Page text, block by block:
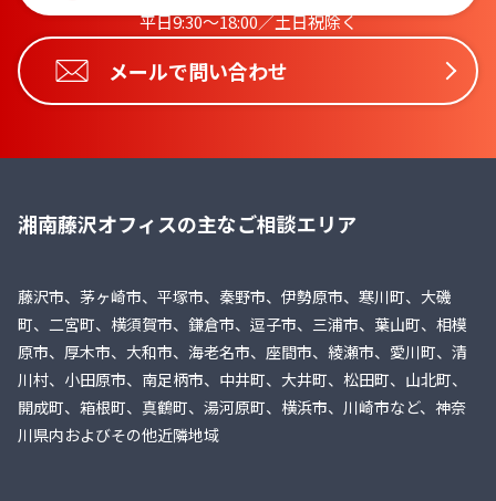
平日9:30〜18:00／土日祝除く
メールで問い合わせ
湘南藤沢オフィスの主なご相談エリア
藤沢市、茅ヶ崎市、平塚市、秦野市、伊勢原市、寒川町、大磯
町、二宮町、横須賀市、鎌倉市、逗子市、三浦市、葉山町、相模
原市、厚木市、大和市、海老名市、座間市、綾瀬市、愛川町、清
川村、小田原市、南足柄市、中井町、大井町、松田町、山北町、
開成町、箱根町、真鶴町、湯河原町、横浜市、川崎市など、神奈
川県内およびその他近隣地域